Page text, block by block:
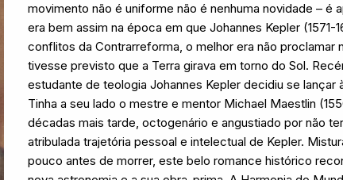
movimento não é uniforme não é nenhuma novidade – é
era bem assim na época em que Johannes Kepler
conflitos da Contrarreforma, o melhor era não
tivesse previsto que a Terra girava em torno do Sol.
estudante de teologia Johannes Kepler decidiu se
Tinha a seu lado o mestre e mentor Michael Maestlin
décadas mais tarde, octogenário e angustiado por não
atribulada trajetória pessoal e intelectual de Kepler.
pouco antes de morrer, este belo romance histórico